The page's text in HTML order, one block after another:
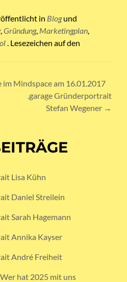
in Blogund
,Gründung, Marketingplan,
. Lesezeichen auf den
Mindspace am 16.01.2017
.garage Gründerportrait
Stefan Wegener →
Lisa Kühn
Daniel Streilein
Sarah Hagemann
Annika Kayser
André Freiheit
hat 2025 mit uns